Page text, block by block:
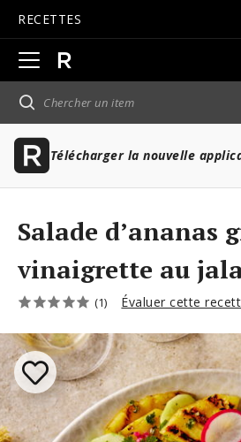
RECETTES
Ouvrir
la
navigation
principale
Télécharger la nouvelle
Salade d’ananas
vinaigrette au
(1) Évaluer cette